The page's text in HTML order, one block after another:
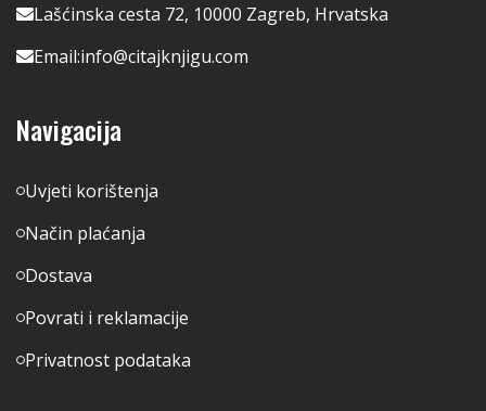
Lašćinska cesta 72, 10000 Zagreb, Hrvatska
Email:info@citajknjigu.com
Navigacija
Uvjeti korištenja
Način plaćanja
Dostava
Povrati i reklamacije
Privatnost podataka